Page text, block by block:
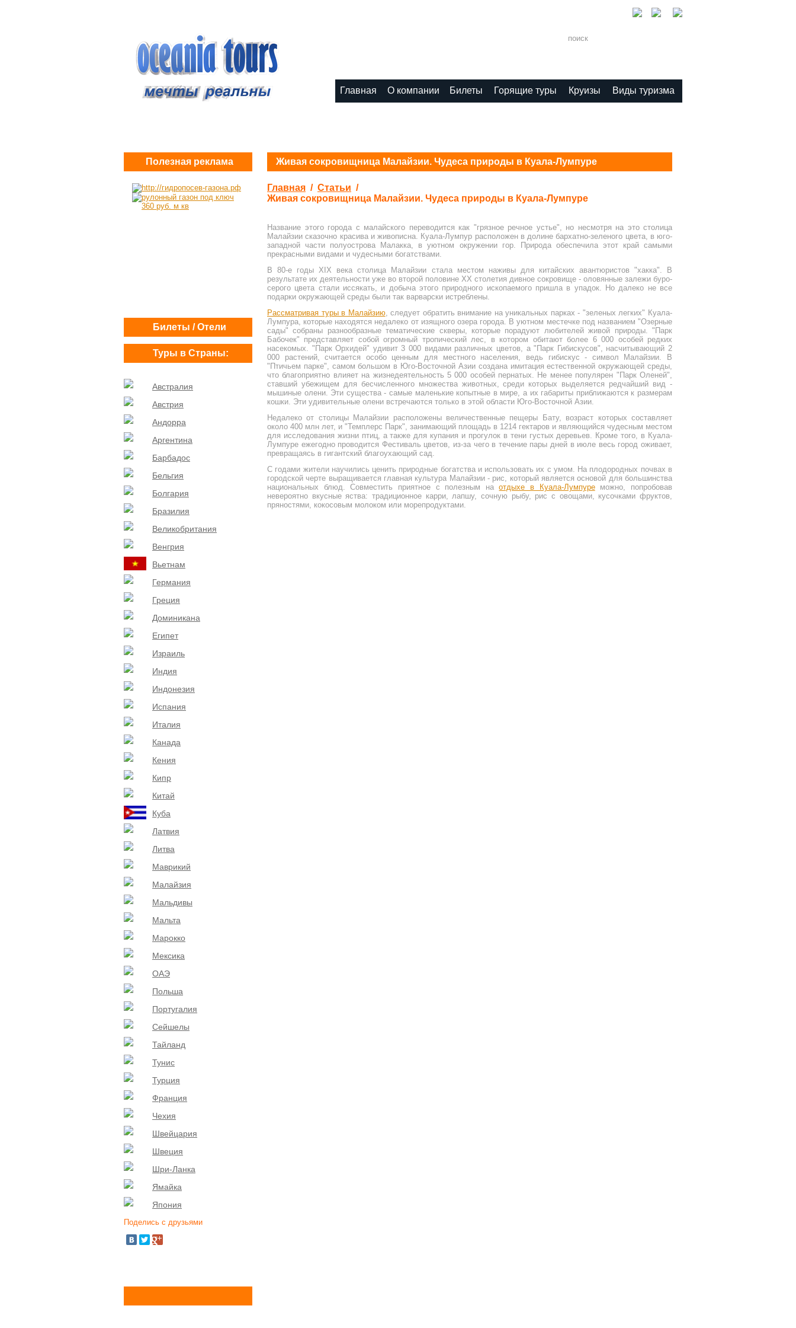
Главная О компании Билеты Горящие туры Круизы Виды туризма
Полезная реклама
Билеты / Отели
Туры в Страны:
Австралия
Австрия
Андорра
Аргентина
Барбадос
Бельгия
Болгария
Бразилия
Великобритания
Венгрия
Вьетнам
Германия
Греция
Доминикана
Египет
Израиль
Индия
Индонезия
Испания
Италия
Канада
Кения
Кипр
Китай
Куба
Латвия
Литва
Маврикий
Малайзия
Мальдивы
Мальта
Марокко
Мексика
ОАЭ
Польша
Португалия
Сейшелы
Тайланд
Тунис
Турция
Франция
Чехия
Швейцария
Швеция
Шри-Ланка
Ямайка
Япония
Поделись с друзьями
Живая сокровищница Малайзии. Чудеса природы в Куала-Лумпуре
Главная / Статьи /
Живая сокровищница Малайзии. Чудеса природы в Куала-Лумпуре
Название этого города с малайского переводится как "грязное речное устье", но несмотря на это столица
Малайзии сказочно красива и живописна. Куала-Лумпур расположен в долине бархатно-зеленого цвета, в юго-
западной части полуострова Малакка, в уютном окружении гор. Природа обеспечила этот край самыми
прекрасными видами и чудесными богатствами.
В 80-е годы XIX века столица Малайзии стала местом наживы для китайских авантюристов "хакка". В
результате их деятельности уже во второй половине XX столетия дивное сокровище - оловянные залежи буро-
серого цвета стали иссякать, и добыча этого природного ископаемого пришла в упадок. Но далеко не все
подарки окружающей среды были так варварски истреблены.
Рассматривая туры в Малайзию, следует обратить внимание на уникальных парках - "зеленых легких" Куала-
Лумпура, которые находятся недалеко от изящного озера города. В уютном местечке под названием "Озерные
сады" собраны разнообразные тематические скверы, которые порадуют любителей живой природы. "Парк
Бабочек" представляет собой огромный тропический лес, в котором обитают более 6 000 особей редких
насекомых. "Парк Орхидей" удивит 3 000 видами различных цветов, а "Парк Гибискусов", насчитывающий 2
000 растений, считается особо ценным для местного населения, ведь гибискус - символ Малайзии. В
"Птичьем парке", самом большом в Юго-Восточной Азии создана имитация естественной окружающей среды,
что благоприятно влияет на жизнедеятельность 5 000 особей пернатых. Не менее популярен "Парк Оленей",
ставший убежищем для бесчисленного множества животных, среди которых выделяется редчайший вид -
мышиные олени. Эти существа - самые маленькие копытные в мире, а их габариты приближаются к размерам
кошки. Эти удивительные олени встречаются только в этой области Юго-Восточной Азии.
Недалеко от столицы Малайзии расположены величественные пещеры Бату, возраст которых составляет
около 400 млн лет, и "Темплерс Парк", занимающий площадь в 1214 гектаров и являющийся чудесным местом
для исследования жизни птиц, а также для купания и прогулок в тени густых деревьев. Кроме того, в Куала-
Лумпуре ежегодно проводится Фестиваль цветов, из-за чего в течение пары дней в июле весь город оживает,
превращаясь в гигантский благоухающий сад.
С годами жители научились ценить природные богатства и использовать их с умом. На плодородных почвах в
городской черте выращивается главная культура Малайзии - рис, который является основой для большинства
национальных блюд. Совместить приятное с полезным наотдыхе в Куала-Лумпуреможно, попробовав
невероятно вкусные яства: традиционное карри, лапшу, сочную рыбу, рис с овощами, кусочками фруктов,
пряностями, кокосовым молоком или морепродуктами.